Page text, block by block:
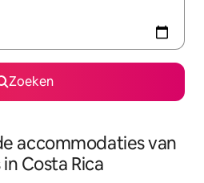
Zoeken
accommodaties van
Costa Rica